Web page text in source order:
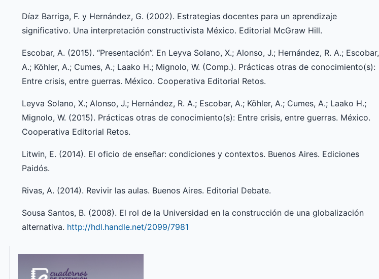
Díaz Barriga, F. y Hernández, G. (2002). Estrategias docentes para un aprendizaje
significativo. Una interpretación constructivista México. Editorial McGraw Hill.
Escobar, A. (2015). “Presentación”. En Leyva Solano, X.; Alonso, J.; Hernández, R. A.; Escobar,
A.; Köhler, A.; Cumes, A.; Laako H.; Mignolo, W. (Comp.). Prácticas otras de conocimiento(s):
Entre crisis, entre guerras. México. Cooperativa Editorial Retos.
Leyva Solano, X.; Alonso, J.; Hernández, R. A.; Escobar, A.; Köhler, A.; Cumes, A.; Laako H.;
Mignolo, W. (2015). Prácticas otras de conocimiento(s): Entre crisis, entre guerras. México.
Cooperativa Editorial Retos.
Litwin, E. (2014). El oficio de enseñar: condiciones y contextos. Buenos Aires. Ediciones
Paidós.
Rivas, A. (2014). Revivir las aulas. Buenos Aires. Editorial Debate.
Sousa Santos, B. (2008). El rol de la Universidad en la construcción de una globalización
alternativa. http://hdl.handle.net/2099/7981